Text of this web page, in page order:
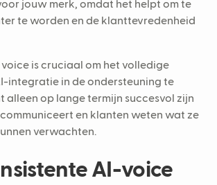
jouw merk, omdat het helpt om te
te worden en de klanttevredenheid
is cruciaal om het volledige
integratie in de ondersteuning te
alleen op lange termijn succesvol zijn
en klanten weten wat ze
verwachten.
AI-voice